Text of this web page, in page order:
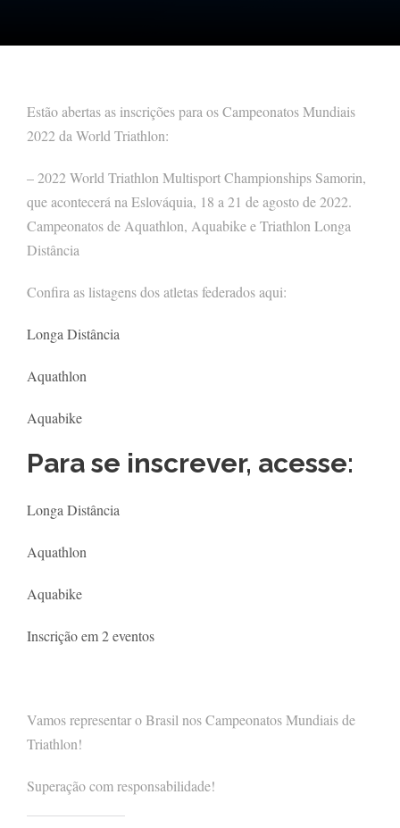
Estão abertas as inscrições para os Campeonatos Mundiais
2022 da World Triathlon:
– 2022 World Triathlon Multisport Championships Samorin,
que acontecerá na Eslováquia, 18 a 21 de agosto de 2022.
Campeonatos de Aquathlon, Aquabike e Triathlon Longa
Distância
Confira as listagens dos atletas federados aqui:
Longa Distância
Aquathlon
Aquabike
Para se inscrever, acesse:
Longa Distância
Aquathlon
Aquabike
Inscrição em 2 eventos
Vamos representar o Brasil nos Campeonatos Mundiais de
Triathlon!
Superação com responsabilidade!